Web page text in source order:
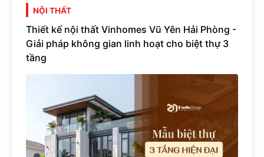
NỘI THẤT
Thiết kế nội thất Vinhomes Vũ Yên Hải Phòng -
Giải pháp không gian linh hoạt cho biệt thự 3
tầng